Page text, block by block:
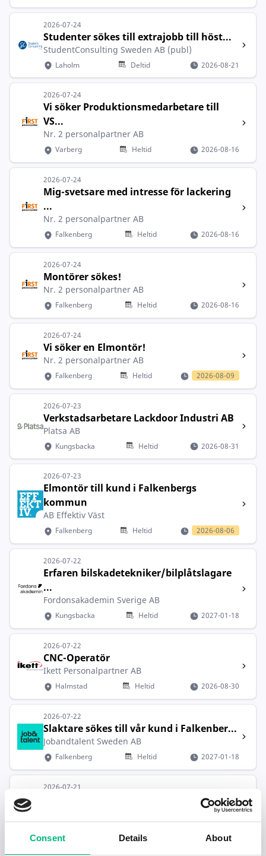
Consent Details About
2026-07-24
Studenter sökes till extrajobb till höst...
StudentConsulting Sweden AB (publ)
Laholm Deltid 2026-08-21
2026-07-24
Vi söker Produktionsmedarbetare till
VS...
Nr. 2 personalpartner AB
Varberg Heltid 2026-08-16
2026-07-24
Mig-svetsare med intresse för lackering
...
Nr. 2 personalpartner AB
Falkenberg Heltid 2026-08-16
2026-07-24
Montörer sökes!
Nr. 2 personalpartner AB
Falkenberg Heltid 2026-08-16
2026-07-24
Vi söker en Elmontör!
Nr. 2 personalpartner AB
Falkenberg Heltid 2026-08-09
2026-07-23
Verkstadsarbetare Lackdoor Industri AB
Platsa AB
Kungsbacka Heltid 2026-08-31
2026-07-23
Elmontör till kund i Falkenbergs
kommun
AB Effektiv Väst
Falkenberg Heltid 2026-08-06
2026-07-22
Erfaren bilskadetekniker/bilplåtslagare
...
Fordonsakademin Sverige AB
Kungsbacka Heltid 2027-01-18
2026-07-22
CNC-Operatör
Ikett Personalpartner AB
Halmstad Heltid 2026-08-30
2026-07-22
Slaktare sökes till vår kund i Falkenber...
Jobandtalent Sweden AB
Falkenberg Heltid 2027-01-18
2026-07-21
Produktionsmedarbetare | Lernia |
LERNIA BEMANNING AB
Varberg Heltid 2026-08-31